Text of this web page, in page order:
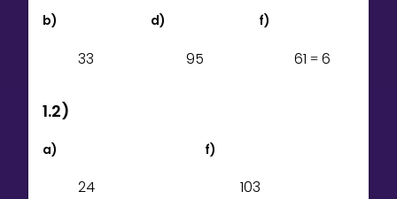
CURRICULUM
b)
33
d)
95
f)
61 = 6
1.2)
a)
24
f)
103